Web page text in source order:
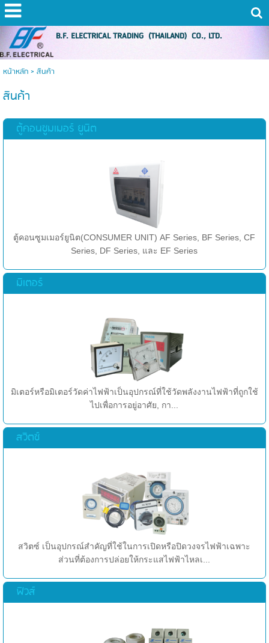
B.F. ELECTRICAL TRADING (THAILAND) CO., LTD.
หน้าหลัก> สินค้า
สินค้า
ตู้คอนซูมเมอร์ ยูนิต
ตู้คอนซูมเมอร์ยูนิต(CONSUMER UNIT) AF Series, BF Series, CF
Series, DF Series, และ EF Series
มิเตอร์
มิเตอร์หรือมิเตอร์วัดค่าไฟฟ้าเป็นอุปกรณ์ที่ใช้วัดพลังงานไฟฟ้าที่ถูกใช้
ไปเพื่อการอยู่อาศัย, กา...
สวิตซ์
สวิตซ์ เป็นอุปกรณ์สำคัญที่ใช้ในการเปิดหรือปิดวงจรไฟฟ้าเฉพาะ
ส่วนที่ต้องการปล่อยให้กระแสไฟฟ้าไหลเ...
ฟิวส์